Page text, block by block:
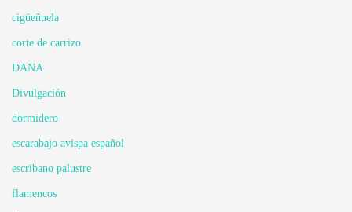
cigüeñuela
corte de carrizo
DANA
Divulgación
dormidero
escarabajo avispa español
escribano palustre
flamencos